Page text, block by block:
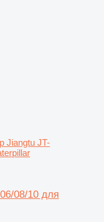
Jiangtu JT-
08/10 для